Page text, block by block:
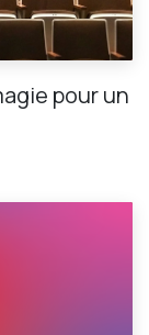
pour un